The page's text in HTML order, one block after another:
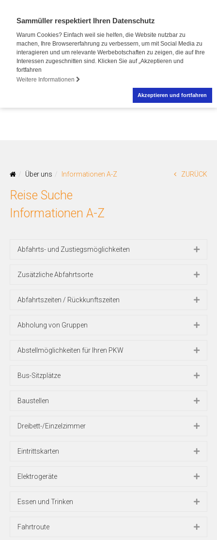
Sammüller respektiert Ihren Datenschutz
Warum Cookies? Einfach weil sie helfen, die Website nutzbar zu
machen, Ihre Browsererfahrung zu verbessern, um mit Social Media zu
interagieren und um relevante Werbebotschaften zu zeigen, die auf Ihre
Interessen zugeschnitten sind. Klicken Sie auf „Akzeptieren und
fortfahren
Weitere Informationen
Akzeptieren und fortfahren
Über uns Informationen A-Z ZURÜCK
Reise Suche
Informationen A-Z
Abfahrts- und Zustiegsmöglichkeiten
Zusätzliche Abfahrtsorte
Abfahrtszeiten / Rückkunftszeiten
Abholung von Gruppen
Abstellmöglichkeiten für Ihren PKW
Bus-Sitzplätze
Baustellen
Dreibett-/Einzelzimmer
Eintrittskarten
Elektrogeräte
Essen und Trinken
Fahrtroute